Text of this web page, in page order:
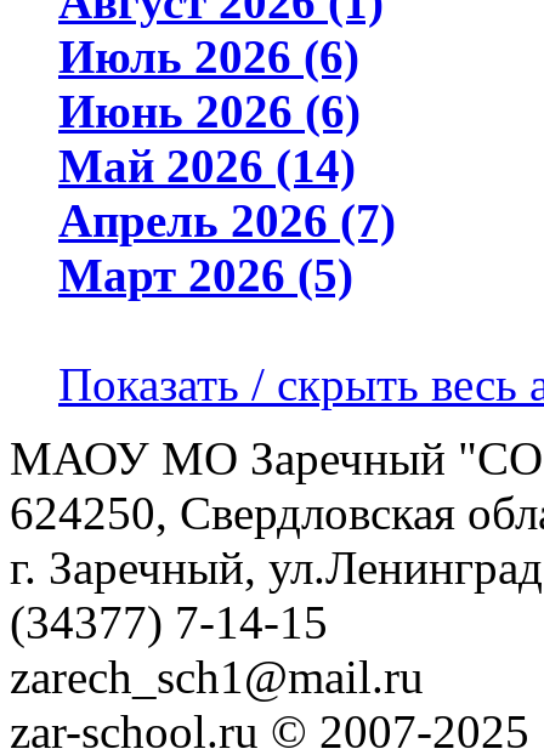
Июль 2026 (6)
Июнь 2026 (6)
Май 2026 (14)
Апрель 2026 (7)
Март 2026 (5)
Показать / скрыть весь
МАОУ МО Заречный
624250, Свердловская
г. Заречный,
(34377) 7-14-15
zarech_sch1@mail.ru
zar-school.ru © 2007-2025